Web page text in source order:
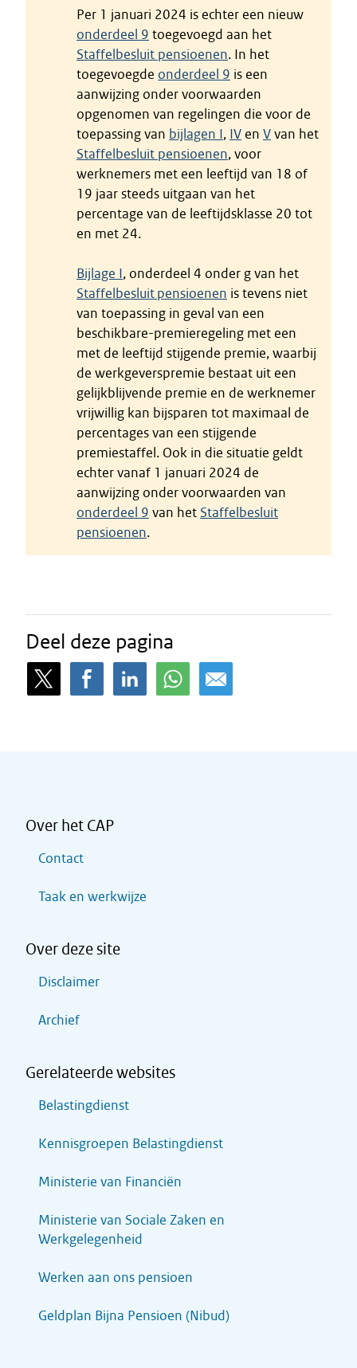
Per 1 januari 2024 is echter een nieuw
onderdeel 9 toegevoegd aan het
Staffelbesluit pensioenen. In het
toegevoegde onderdeel 9 is een
aanwijzing onder voorwaarden
opgenomen van regelingen die voor de
toepassing van bijlagen I, IV en Vvan het
Staffelbesluit pensioenen, voor
werknemers met een leeftijd van 18 of
19 jaar steeds uitgaan van het
percentage van de leeftijdsklasse 20 tot
en met 24.
Bijlage I, onderdeel 4 onder g van het
Staffelbesluit pensioenen is tevens niet
van toepassing in geval van een
beschikbare-premieregeling met een
met de leeftijd stijgende premie, waarbij
de werkgeverspremie bestaat uit een
gelijkblijvende premie en de werknemer
vrijwillig kan bijsparen tot maximaal de
percentages van een stijgende
premiestaffel. Ook in die situatie geldt
echter vanaf 1 januari 2024 de
aanwijzing onder voorwaarden van
onderdeel 9 van het Staffelbesluit
pensioenen.
Deel deze pagina
Over het CAP
Contact
Taak en werkwijze
Over deze site
Disclaimer
Archief
Gerelateerde websites
Belastingdienst
Kennisgroepen Belastingdienst
Ministerie van Financiën
Ministerie van Sociale Zaken en
Werkgelegenheid
Werken aan ons pensioen
Geldplan Bijna Pensioen (Nibud)